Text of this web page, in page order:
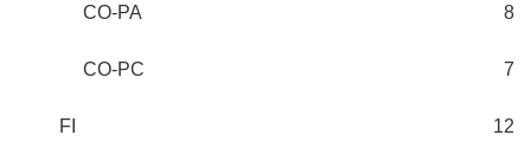
CO-PA 8
CO-PC 7
FI 12